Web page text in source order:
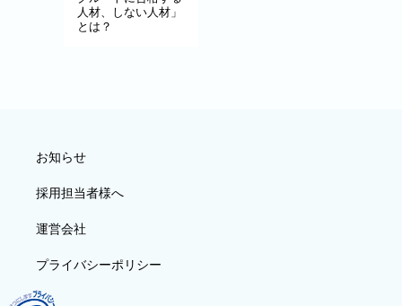
人材、しない人材」
とは？
お知らせ
採用担当者様へ
運営会社
プライバシーポリシー